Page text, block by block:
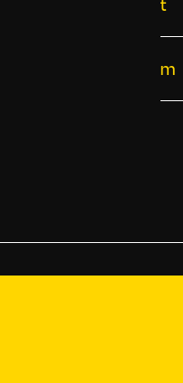
t
m